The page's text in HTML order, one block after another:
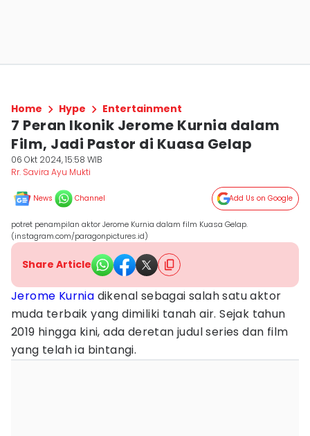
Home Hype Entertainment
7 Peran Ikonik Jerome Kurnia dalam
Film, Jadi Pastor di Kuasa Gelap
06 Okt 2024, 15:58 WIB
Rr. Savira Ayu Mukti
News Channel Add Us on Google
potret penampilan aktor Jerome Kurnia dalam film Kuasa Gelap.
(instagram.com/paragonpictures.id)
Share Article
Jerome Kurnia dikenal sebagai salah satu aktor
muda terbaik yang dimiliki tanah air. Sejak tahun
2019 hingga kini, ada deretan judul series dan film
yang telah ia bintangi.